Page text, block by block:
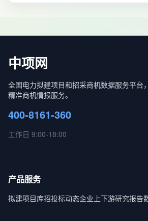
中项网
全国电力拟建项目和招采商机数据服务平台
精准商机情报服务。
400-8161-360
工作日 9:00-18:00
产品服务
拟建项目库招投标动态企业上下游研究报告